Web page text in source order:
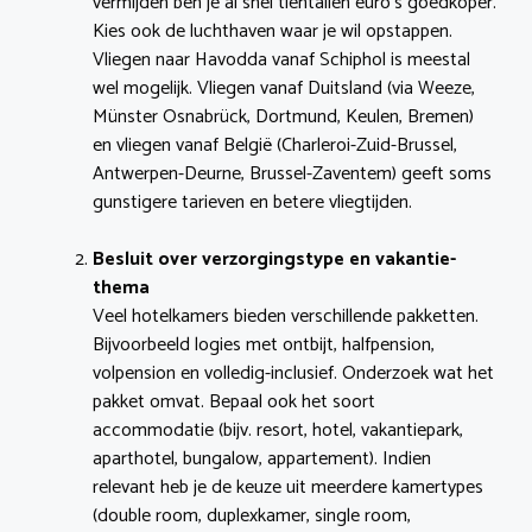
Kies ook de luchthaven waar je wil opstappen.
Vliegen naar Havodda vanaf Schiphol is meestal
wel mogelijk. Vliegen vanaf Duitsland (via Weeze,
Münster Osnabrück, Dortmund, Keulen, Bremen)
en vliegen vanaf België (Charleroi-Zuid-Brussel,
Antwerpen-Deurne, Brussel-Zaventem) geeft soms
gunstigere tarieven en betere vliegtijden.
Besluit over verzorgingstype en vakantie-
thema
Veel hotelkamers bieden verschillende pakketten.
Bijvoorbeeld logies met ontbijt, halfpension,
volpension en volledig-inclusief. Onderzoek wat het
pakket omvat. Bepaal ook het soort
accommodatie (bijv. resort, hotel, vakantiepark,
aparthotel, bungalow, appartement). Indien
relevant heb je de keuze uit meerdere kamertypes
(double room, duplexkamer, single room,